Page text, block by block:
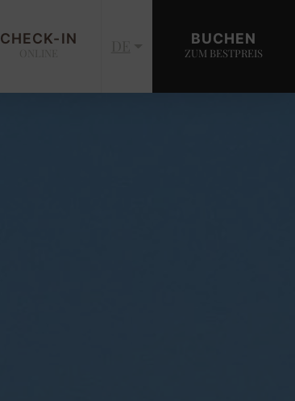
CHECK-IN BUCHEN
ZUM BESTPREIS